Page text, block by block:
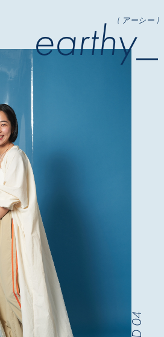
earthy_
( アーシー )